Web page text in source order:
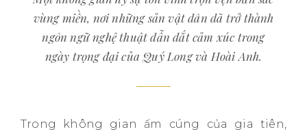
vùng miền, nơi những sản vật dân dã trở thành
ngôn ngữ nghệ thuật dẫn dắt cảm xúc trong
ngày trọng đại của Quý Long và Hoài Anh.
Trong không gian ấm cúng của gia tiên,